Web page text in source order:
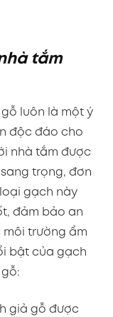
tắm
gỗ luôn là một ý
độc đáo cho
nhà tắm được
trọng, đơn
gạch này
đảm bảo an
trường ẩm
bật của gạch
giả gỗ được